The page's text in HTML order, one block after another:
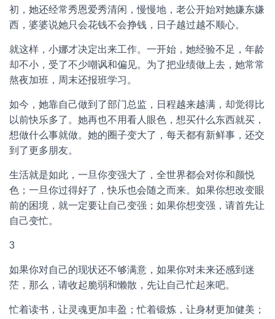
初，她还经常秀恩爱秀清闲，慢慢地，老公开始对她嫌东嫌
西，婆婆说她只会花钱不会挣钱，日子越过越不顺心。
就这样，小娜才决定出来工作。一开始，她经验不足，年龄
却不小，受了不少嘲讽和偏见。为了把业绩做上去，她常常
熬夜加班，周末还报班学习。
如今，她靠自己做到了部门总监，日程越来越满，却觉得比
以前快乐多了。她再也不用看人眼色，想买什么东西就买，
想做什么事就做。她的圈子变大了，每天都有新鲜事，还交
到了更多朋友。
生活就是如此，一旦你变强大了，全世界都会对你和颜悦
色；一旦你过得好了，快乐也会随之而来。如果你想改变眼
前的困境，就一定要让自己变强；如果你想变强，请首先让
自己变忙。
3
如果你对自己的现状还不够满意，如果你对未来还感到迷
茫，那么，请收起脆弱和懒散，先让自己忙起来吧。
忙着读书，让灵魂更加丰盈；忙着锻炼，让身材更加健美；